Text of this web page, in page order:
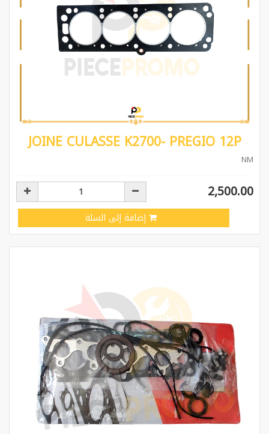
JOINE CULASSE K2700- PREGIO 12P
NM
2,500.00
إضافة إلى السلة